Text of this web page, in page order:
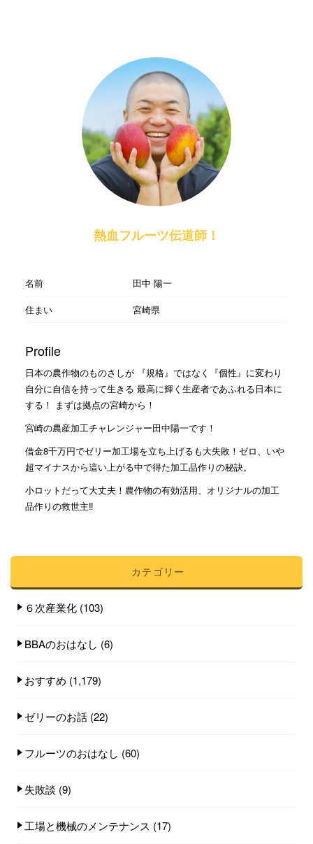
熱血フルーツ伝道師！
名前
田中 陽一
住まい
宮崎県
Profile
日本の農作物のものさしが 『規格』ではなく『個性』に変わり
自分に自信を持って生きる 最高に輝く生産者であふれる日本に
する！ まずは拠点の宮崎から！
宮崎の農産加工チャレンジャー田中陽一です！
借金8千万円でゼリー加工場を立ち上げるも大失敗！ゼロ、いや
超マイナスから這い上がる中で得た加工品作りの秘訣。
小ロットだって大丈夫！農作物の有効活用、オリジナルの加工
品作りの救世主‼︎
カテゴリー
６次産業化 (103)
BBAのおはなし (6)
おすすめ (1,179)
ゼリーのお話 (22)
フルーツのおはなし (60)
失敗談 (9)
工場と機械のメンテナンス (17)